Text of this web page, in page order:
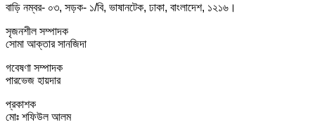
বাড়ি নম্বর- ০৩, সড়ক- ১/বি, ভাষানটেক, ঢাকা, বাংলাদেশ, ১২১৬।
সৃজনশীল সম্পাদক
সোমা আক্তার সানজিদা
গবেষণা সম্পাদক
পারভেজ হায়দার
প্রকাশক
মোঃ শফিউল আলম